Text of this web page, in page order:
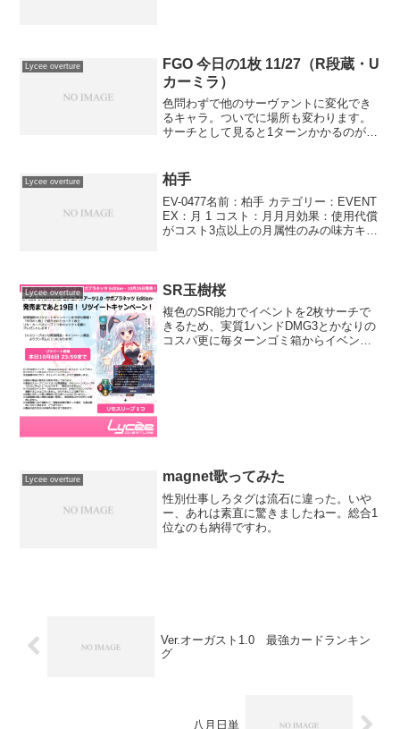
Lycee overture
FGO 今日の1枚 11/27（R段蔵・U
カーミラ）
色問わずで他のサーヴァントに変化でき
るキャラ。ついでに場所も変わります。
サーチとして見ると1ターンかかるのがち
中々シビア気味ですが、fgo雪ならジャッ
クに荊軻にゴルゴー...
Lycee overture 柏手
EV-0477名前：柏手 カテゴリー：EVENT
EX：月 1 コスト：月月月効果：使用代償
がコスト3点以上の月属性のみの味方キャ
Lycee overture SR玉樹桜
複色のSR能力でイベントを2枚サーチで
きるため、実質1ハンドDMG3とかなりの
コスパ更に毎ターンゴミ箱からイベント
Lycee overture magnet歌ってみた
性別仕事しろタグは流石に違った。いや
ー、あれは素直に驚きましたねー。総合1
位なのも納得ですわ。
Ver.オーガスト1.0 最強カードランキン
グ
八月日単